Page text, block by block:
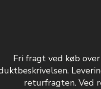
Fri fragt ved køb
returfragten. Ved